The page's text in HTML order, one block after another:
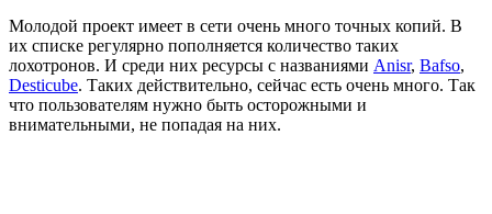
Молодой проект имеет в сети очень много точных копий. В
их списке регулярно пополняется количество таких
лохотронов. И среди них ресурсы с названиями Anisr, Bafso,
Desticube. Таких действительно, сейчас есть очень много. Так
что пользователям нужно быть осторожными и
внимательными, не попадая на них.